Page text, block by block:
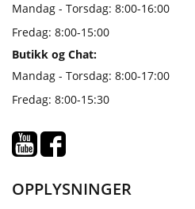
Mandag - Torsdag: 8:00-16:00
Fredag: 8:00-15:00
Butikk og Chat:
Mandag - Torsdag: 8:00-17:00
Fredag: 8:00-15:30
OPPLYSNINGER